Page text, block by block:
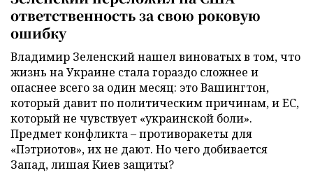
ответственность за свою роковую
ошибку
Владимир Зеленский нашел виноватых в том, что
жизнь на Украине стала гораздо сложнее и
опаснее всего за один месяц: это Вашингтон,
который давит по политическим причинам, и ЕС,
который не чувствует «украинской боли».
Предмет конфликта – противоракеты для
«Пэтриотов», их не дают. Но чего добивается
Запад, лишая Киев защиты?